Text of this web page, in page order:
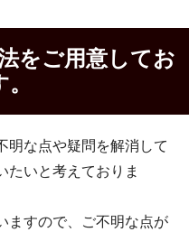
をご用意してお
明な点や疑問を解消して
たいと考えておりま
ますので、ご不明な点が